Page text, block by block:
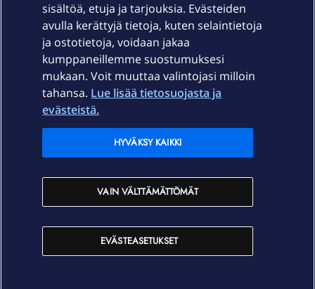
Palvelut
Ajankohtaista
Elisa Oyj
In English
sisältöä, etuja ja tarjouksia. Evästeiden
avulla kerättyjä tietoja, kuten selaintietoja
ja ostotietoja, voidaan jakaa
kumppaneillemme suostumuksesi
mukaan. Voit muuttaa valintojasi milloin
tahansa. Lue lisää tietosuojasta ja
evästeistä.
EVÄSTEASETUKSET
VAIN VÄLTTÄMÄTTÖMÄT
HYVÄKSY KAIKKI